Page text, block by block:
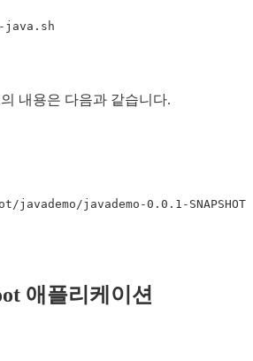
의 내용은 다음과 같습니다.
애플리케이션